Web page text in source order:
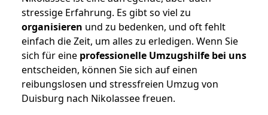
stressige Erfahrung. Es gibt so viel zu
organisieren und zu bedenken, und oft fehlt
einfach die Zeit, um alles zu erledigen. Wenn Sie
sich für eine professionelle Umzugshilfe bei uns
entscheiden, können Sie sich auf einen
reibungslosen und stressfreien Umzug von
Duisburg nach Nikolassee freuen.